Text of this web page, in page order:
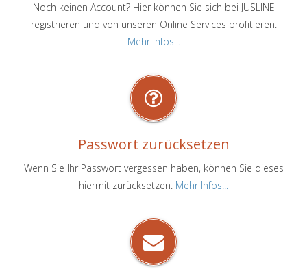
Noch keinen Account? Hier können Sie sich bei JUSLINE
registrieren und von unseren Online Services profitieren.
Mehr Infos...
Passwort zurücksetzen
Wenn Sie Ihr Passwort vergessen haben, können Sie dieses
hiermit zurücksetzen. Mehr Infos...